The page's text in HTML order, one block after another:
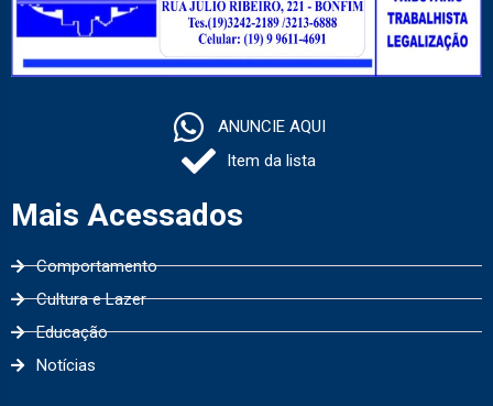
ANUNCIE AQUI
Item da lista
Mais Acessados
Comportamento
Cultura e Lazer
Educação
Notícias